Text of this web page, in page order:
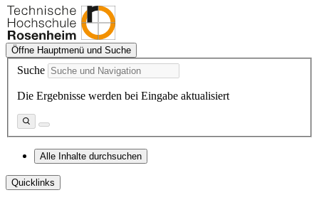
Öffne Hauptmenü und Suche
Suche
Die Ergebnisse werden bei Eingabe aktualisiert
Alle Inhalte durchsuchen
Quicklinks